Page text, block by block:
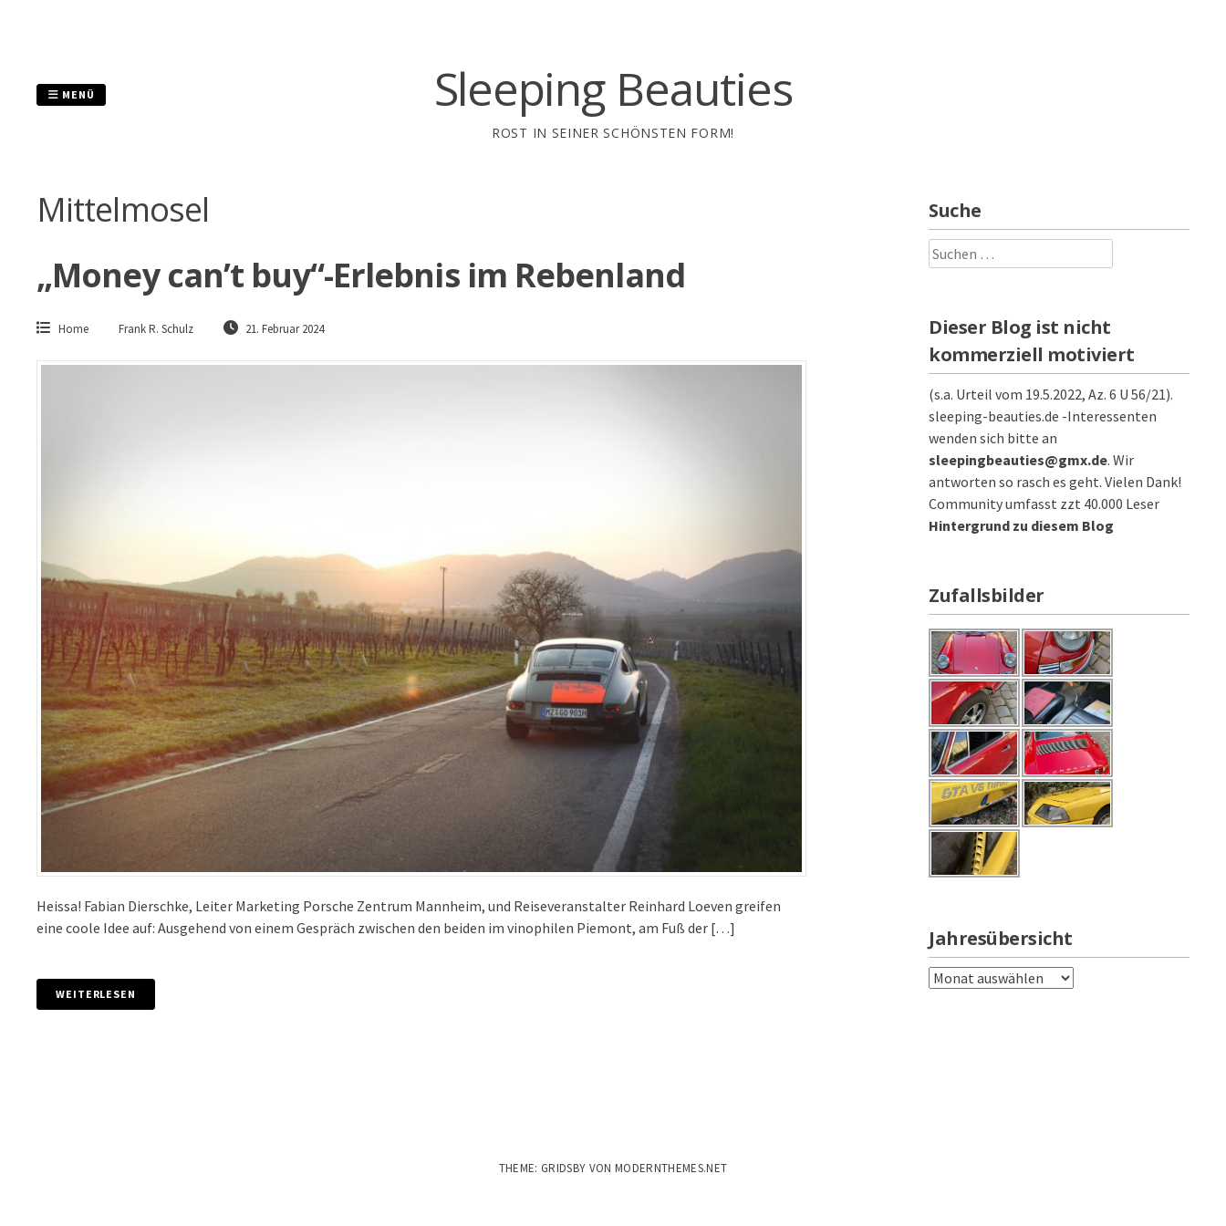
Sleeping Beauties
ROST IN SEINER SCHÖNSTEN FORM!
MENÜ
Mittelmosel
„Money can’t buy“-Erlebnis im Rebenland
Home Frank R. Schulz 21. Februar 2024
Heissa! Fabian Dierschke, Leiter Marketing Porsche Zentrum Mannheim, und Reiseveranstalter Reinhard Loeven greifen
eine coole Idee auf: Ausgehend von einem Gespräch zwischen den beiden im vinophilen Piemont, am Fuß der […]
WEITERLESEN
Suche
Suchen
nach:
Dieser Blog ist nicht
kommerziell motiviert
(s.a. Urteil vom 19.5.2022, Az. 6 U 56/21).
sleeping-beauties.de -Interessenten
wenden sich bitte an
sleepingbeauties@gmx.de. Wir
antworten so rasch es geht. Vielen Dank!
Community umfasst zzt 40.000 Leser
Hintergrund zu diesem Blog
Zufallsbilder
Jahresübersicht
Jahresübersicht
THEME: GRIDSBY VON MODERNTHEMES.NET